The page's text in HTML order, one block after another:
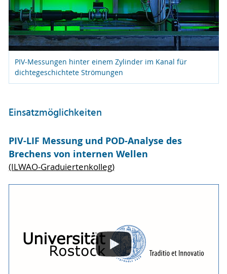
PIV-Messungen hinter einem Zylinder im Kanal für
dichtegeschichtete Strömungen
Einsatzmöglichkeiten
PIV-LIF Messung und POD-Analyse des
Brechens von internen Wellen
(ILWAO-Graduiertenkolleg)